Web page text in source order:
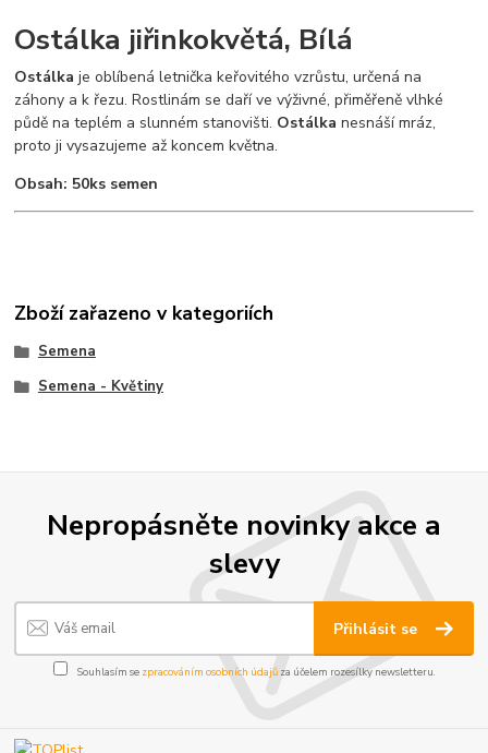
Ostálka jiřinkokvětá, Bílá
Ostálka je oblíbená letnička keřovitého vzrůstu, určená na
záhony a k řezu. Rostlinám se daří ve výživné, přiměřeně vlhké
půdě na teplém a slunném stanovišti. Ostálka nesnáší mráz,
proto ji vysazujeme až koncem května.
Obsah: 50ks semen
Zboží zařazeno v kategoriích
Semena
Semena - Květiny
Nepropásněte novinky akce a
slevy
Přihlásit se
Souhlasím se zpracováním osobních údajůza účelem rozesílky newsletteru.